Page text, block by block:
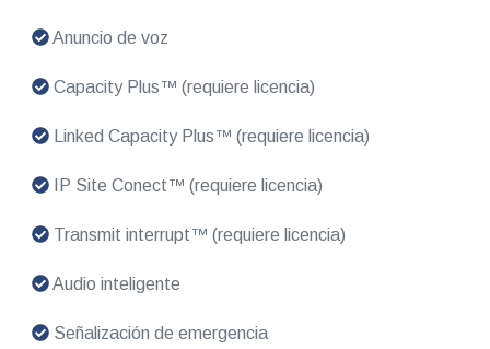
Anuncio de voz
Capacity Plus™ (requiere licencia)
Linked Capacity Plus™ (requiere licencia)
IP Site Conect™ (requiere licencia)
Transmit interrupt™ (requiere licencia)
Audio inteligente
Señalización de emergencia